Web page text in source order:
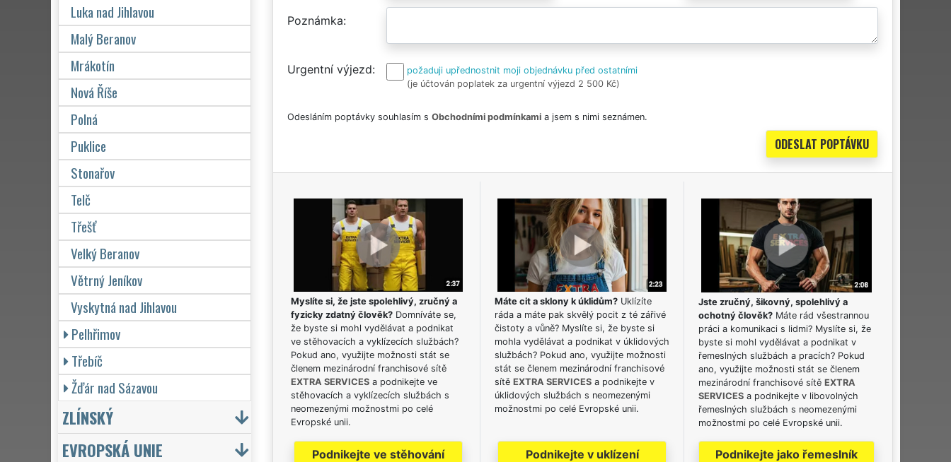
Poznámka
Urgentní výjezd
požaduji upřednostnit moji objednávku před ostatními
(je účtován poplatek za urgentní výjezd 2 500 Kč)
Odesláním poptávky souhlasím s Obchodními podmínkamia jsem s nimi seznámen.
Myslíte si, že jste spolehlivý, zručný a
fyzicky zdatný člověk?Domníváte se,
že byste si mohl vydělávat a podnikat
ve stěhovacích a vyklízecích službách?
Pokud ano, využijte možnosti stát se
členem mezinárodní franchisové sítě
EXTRA SERVICESa podnikejte ve
stěhovacích a vyklízecích službách s
neomezenými možnostmi po celé
Evropské unii.
Podnikejte ve stěhování
Máte cit a sklony k úklidům?Uklízíte
ráda a máte pak skvělý pocit z té zářivé
čistoty a vůně? Myslíte si, že byste si
mohla vydělávat a podnikat v úklidových
službách? Pokud ano, využijte možnosti
stát se členem mezinárodní franchisové
sítě EXTRA SERVICESa podnikejte v
úklidových službách s neomezenými
možnostmi po celé Evropské unii.
Podnikejte v uklízení
Jste zručný, šikovný, spolehlivý a
ochotný člověk? Máte rád všestrannou
práci a komunikaci s lidmi? Myslíte si, že
byste si mohl vydělávat a podnikat v
řemeslných službách a pracích? Pokud
ano, využijte možnosti stát se členem
mezinárodní franchisové sítě EXTRA
SERVICES a podnikejte v libovolných
řemeslných službách s neomezenými
možnostmi po celé Evropské unii.
Podnikejte jako řemeslník
Luka nad Jihlavou
Malý Beranov
Mrákotín
Nová Říše
Polná
Puklice
Stonařov
Telč
Třešť
Velký Beranov
Větrný Jeníkov
Vyskytná nad Jihlavou
Pelhřimov
Třebíč
Žďár nad Sázavou
ZLÍNSKÝ
EVROPSKÁ UNIE